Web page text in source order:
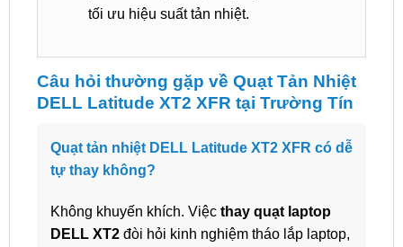
tối ưu hiệu suất tản nhiệt.
Câu hỏi thường gặp về Quạt Tản Nhiệt
DELL Latitude XT2 XFR tại Trường Tín
Quạt tản nhiệt DELL Latitude XT2 XFR có dễ
tự thay không?
Không khuyến khích. Việc thay quạt laptop
DELL XT2đòi hỏi kinh nghiệm tháo lắp laptop,